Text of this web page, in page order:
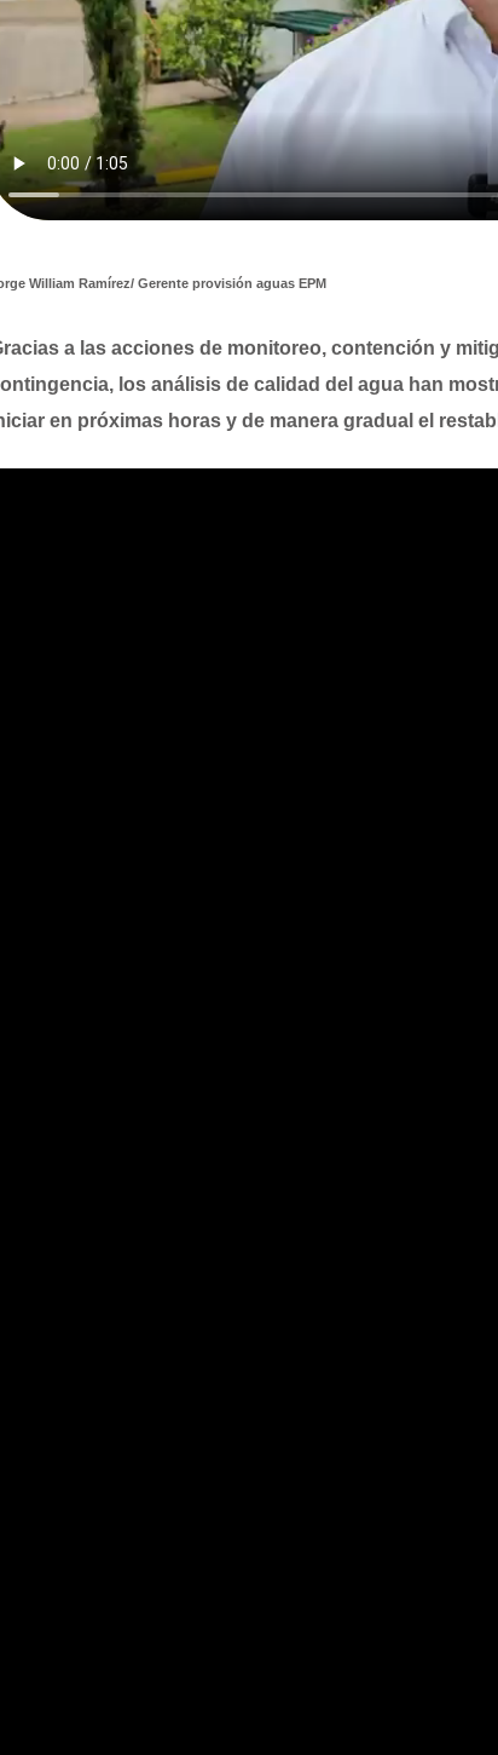
William Ramírez/ Gerente provisión aguas EPM
a las acciones de monitoreo, contención y
los análisis de calidad del agua han
en próximas horas y de manera gradual el